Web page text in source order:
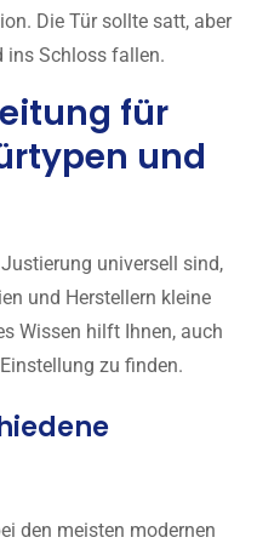
Die Tür sollte satt, aber
ins Schloss fallen.
für
und
universell sind,
und Herstellern kleine
Wissen hilft Ihnen, auch
zu finden.
den meisten modernen